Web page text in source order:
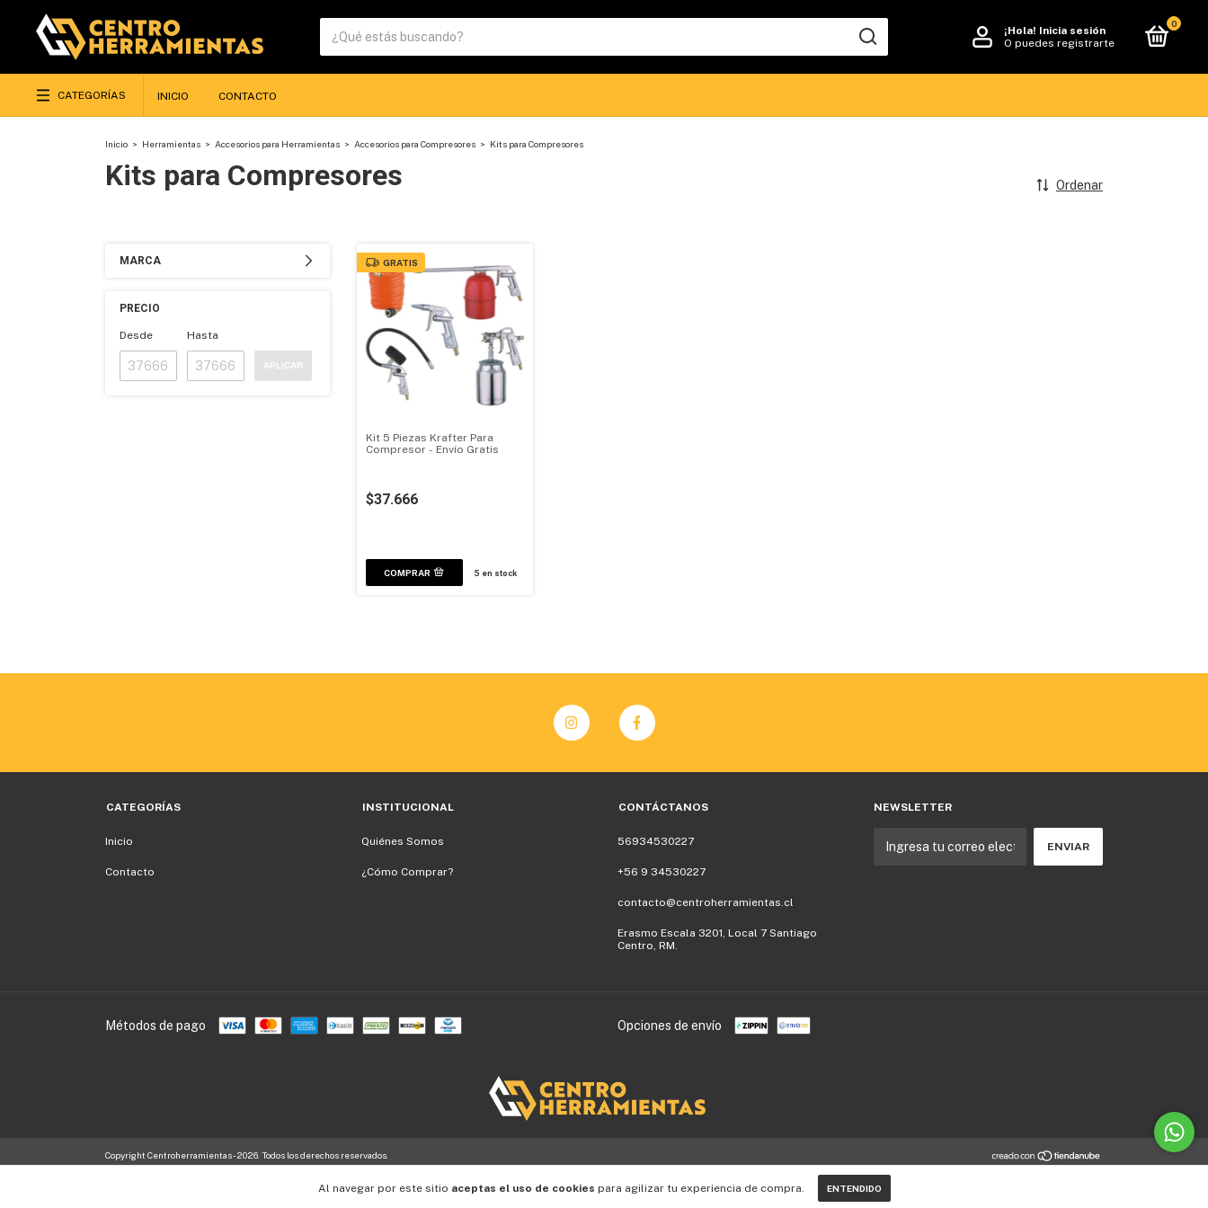
¡Hola! Inicia sesión
O puedes registrarte
0
CATEGORÍAS INICIO CONTACTO
Al navegar por este sitio aceptas el uso de cookies para agilizar tu experiencia de compra. ENTENDIDO
Inicio > Herramientas > Accesorios para Herramientas > Accesorios para Compresores > Kits para Compresores
Kits para Compresores Ordenar
MARCA
PRECIO
Desde Hasta
APLICAR
GRATIS
Kit 5 Piezas Krafter Para
Compresor - Envío Gratis
$37.666
5 en stock
CATEGORÍAS
Inicio
Contacto
INSTITUCIONAL
Quiénes Somos
¿Cómo Comprar?
CONTÁCTANOS
56934530227
+56 9 34530227
contacto@centroherramientas.cl
Erasmo Escala 3201, Local 7 Santiago
Centro, RM.
NEWSLETTER
Métodos de pago Opciones de envío
Copyright Centroherramientas - 2026. Todos los derechos reservados.